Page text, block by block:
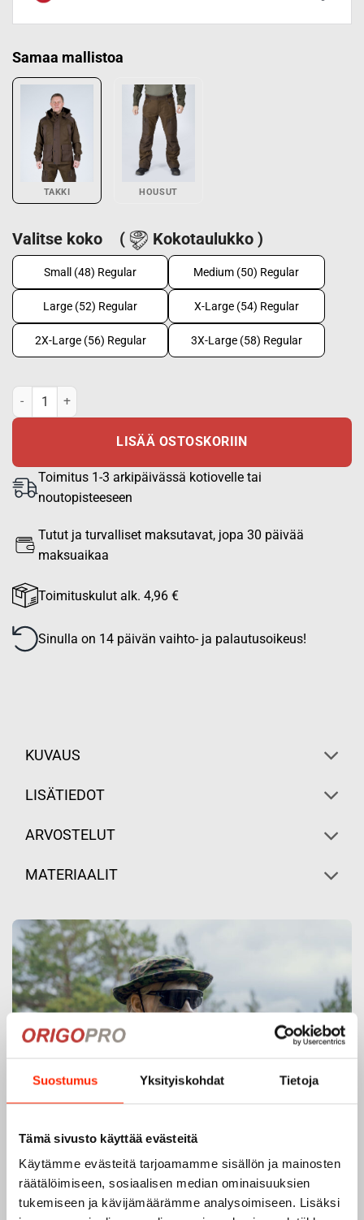
Suostumus Yksityiskohdat Tietoja
Tämä sivusto käyttää evästeitä
Käytämme evästeitä tarjoamamme sisällön ja mainosten
räätälöimiseen, sosiaalisen median ominaisuuksien
tukemiseen ja kävijämäärämme analysoimiseen. Lisäksi
Samaa mallistoa
TAKKI HOUSUT
Valitse koko ( Kokotaulukko )
Small (48) Regular Medium (50) Regular
Large (52) Regular X-Large (54) Regular
2X-Large (56) Regular 3X-Large (58) Regular
KARU sarkatakki määrä
LISÄÄ OSTOSKORIIN
Toimitus 1-3 arkipäivässä kotiovelle tai
noutopisteeseen
Tutut ja turvalliset maksutavat, jopa 30 päivää
maksuaikaa
Toimituskulut alk. 4,96 €
Sinulla on 14 päivän vaihto- ja palautusoikeus!
KUVAUS
LISÄTIEDOT
ARVOSTELUT
MATERIAALIT